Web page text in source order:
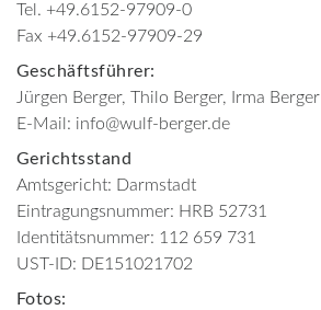
Tel. +49.6152-97909-0
Fax +49.6152-97909-29
Geschäftsführer:
Jürgen Berger, Thilo Berger, Irma Berger
E-Mail: info@wulf-berger.de
Gerichtsstand
Amtsgericht: Darmstadt
Eintragungsnummer: HRB 52731
Identitätsnummer: 112 659 731
UST-ID: DE151021702
Fotos: